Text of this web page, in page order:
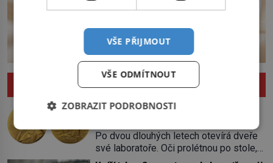
ZAJÍMAVOSTI
Nejlepší úkryt pro Nobelovy ceny?
Po dvou dlouhých letech otevírá dveře
své laboratoře. Oči prolétnou po stole,
aby pak ulpěly na regálu, kde se nachází
VŠE PŘIJMOUT
VŠE ODMÍTNOUT
ZOBRAZIT PODROBNOSTI